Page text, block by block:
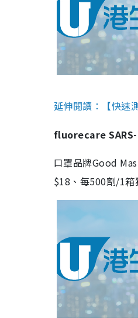
延伸閱讀：【快速
fluorecare SARS-
口罩品牌Good
$18、每500劑/1箱